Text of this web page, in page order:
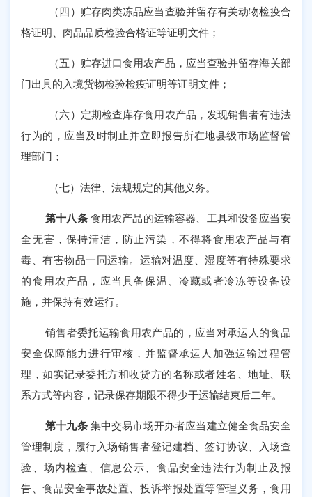
（四）贮存肉类冻品应当查验并留存有关动物检疫合
格证明、肉品品质检验合格证等证明文件；
（五）贮存进口食用农产品，应当查验并留存海关部
门出具的入境货物检验检疫证明等证明文件；
（六）定期检查库存食用农产品，发现销售者有违法
行为的，应当及时制止并立即报告所在地县级市场监督管
理部门；
（七）法律、法规规定的其他义务。
第十八条 食用农产品的运输容器、工具和设备应当安
全无害，保持清洁，防止污染，不得将食用农产品与有
毒、有害物品一同运输。运输对温度、湿度等有特殊要求
的食用农产品，应当具备保温、冷藏或者冷冻等设备设
施，并保持有效运行。
销售者委托运输食用农产品的，应当对承运人的食品
安全保障能力进行审核，并监督承运人加强运输过程管
理，如实记录委托方和收货方的名称或者姓名、地址、联
系方式等内容，记录保存期限不得少于运输结束后二年。
第十九条 集中交易市场开办者应当建立健全食品安全
管理制度，履行入场销售者登记建档、签订协议、入场查
验、场内检查、信息公示、食品安全违法行为制止及报
告、食品安全事故处置、投诉举报处置等管理义务，食用